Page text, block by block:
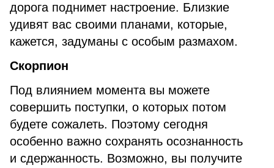
дорога поднимет настроение. Близкие
удивят вас своими планами, которые,
кажется, задуманы с особым размахом.
Скорпион
Под влиянием момента вы можете
совершить поступки, о которых потом
будете сожалеть. Поэтому сегодня
особенно важно сохранять осознанность
и сдержанность. Возможно, вы получите